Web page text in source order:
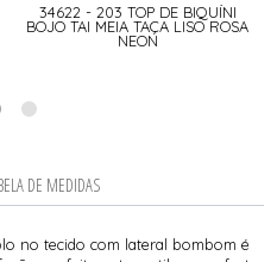
34622 - 203 TOP DE BIQUÍNI
BOJO TAI MEIA TAÇA LISO ROSA
NEON
DE MEDIDAS
no tecido com lateral bombom é